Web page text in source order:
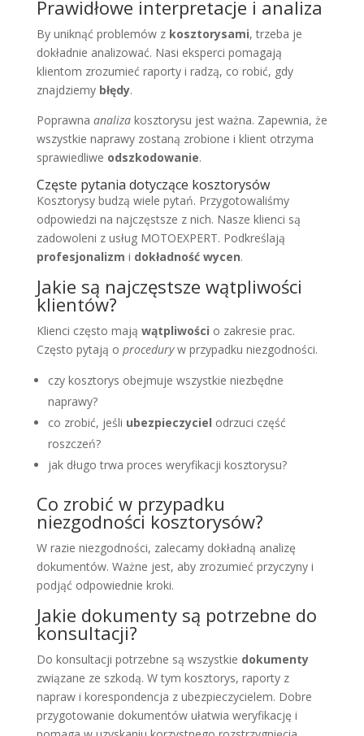
Prawidłowe interpretacje i analiza
By uniknąć problemów z kosztorysami, trzeba je
dokładnie analizować. Nasi eksperci pomagają
klientom zrozumieć raporty i radzą, co robić, gdy
znajdziemy błędy.
Poprawna analizakosztorysu jest ważna. Zapewnia, że
wszystkie naprawy zostaną zrobione i klient otrzyma
sprawiedliwe odszkodowanie.
Częste pytania dotyczące kosztorysów
Kosztorysy budzą wiele pytań. Przygotowaliśmy
odpowiedzi na najczęstsze z nich. Nasze klienci są
zadowoleni z usług MOTOEXPERT. Podkreślają
profesjonalizm i dokładność wycen.
Jakie są najczęstsze wątpliwości
klientów?
Klienci często mają wątpliwości o zakresie prac.
Często pytają o proceduryw przypadku niezgodności.
czy kosztorys obejmuje wszystkie niezbędne
naprawy?
co zrobić, jeśli ubezpieczyciel odrzuci część
roszczeń?
jak długo trwa proces weryfikacji kosztorysu?
Co zrobić w przypadku
niezgodności kosztorysów?
W razie niezgodności, zalecamy dokładną analizę
dokumentów. Ważne jest, aby zrozumieć przyczyny i
podjąć odpowiednie kroki.
Jakie dokumenty są potrzebne do
konsultacji?
Do konsultacji potrzebne są wszystkie dokumenty
związane ze szkodą. W tym kosztorys, raporty z
napraw i korespondencja z ubezpieczycielem. Dobre
przygotowanie dokumentów ułatwia weryfikację i